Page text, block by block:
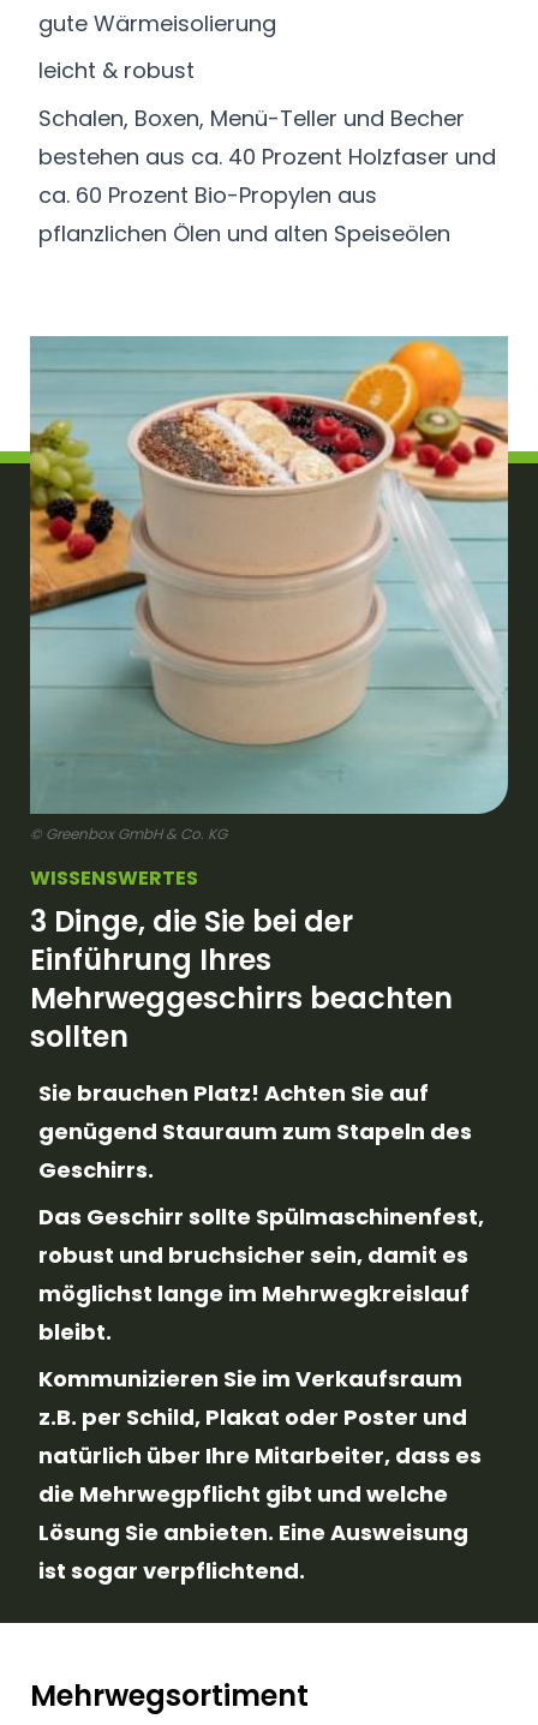
gute Wärmeisolierung
leicht & robust
Schalen, Boxen, Menü-Teller und Becher
bestehen aus ca. 40 Prozent Holzfaser und
ca. 60 Prozent Bio-Propylen aus
pflanzlichen Ölen und alten Speiseölen
© Greenbox GmbH & Co. KG
WISSENSWERTES
3 Dinge, die Sie bei der
Einführung Ihres
Mehrweggeschirrs beachten
sollten
Sie brauchen Platz! Achten Sie auf
genügend Stauraum zum Stapeln des
Geschirrs.
Das Geschirr sollte Spülmaschinenfest,
robust und bruchsicher sein, damit es
möglichst lange im Mehrwegkreislauf
bleibt.
Kommunizieren Sie im Verkaufsraum
z.B. per Schild, Plakat oder Poster und
natürlich über Ihre Mitarbeiter, dass es
die Mehrwegpflicht gibt und welche
Lösung Sie anbieten. Eine Ausweisung
ist sogar verpflichtend.
Mehrwegsortiment